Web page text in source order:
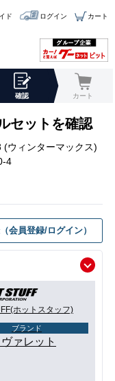
ド ログイン カート
確認 カート
セットを確認
(ウィンターマックス)
4
会員登録/ログイン）
ホットスタッフ)
ブランド
ァレット